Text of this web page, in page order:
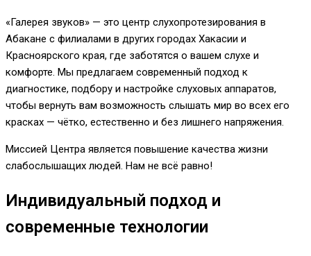
«Галерея звуков» — это центр слухопротезирования в
Абакане с филиалами в других городах Хакасии и
Красноярского края, где заботятся о вашем слухе и
комфорте. Мы предлагаем современный подход к
диагностике, подбору и настройке слуховых аппаратов,
чтобы вернуть вам возможность слышать мир во всех его
красках — чётко, естественно и без лишнего напряжения.
Миссией Центра является повышение качества жизни
слабослышащих людей. Нам не всё равно!
Индивидуальный подход и
современные технологии